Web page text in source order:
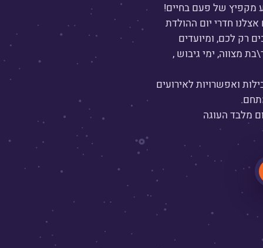
מקפיץ של פעם בחיים!
אצלנו חדרי יום ההולדת
רק לכם, ומיועדים
מצווה, ימי גיבוש ,
ואפשרויות לאירועים
מלבד העוגה